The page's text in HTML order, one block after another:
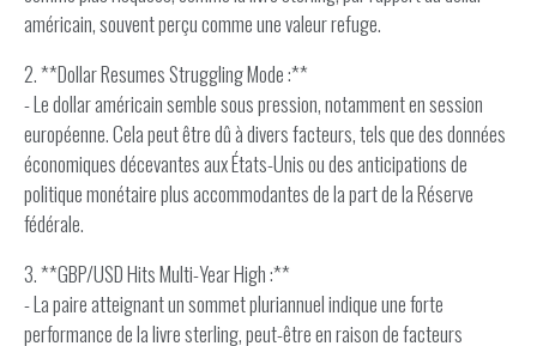
américain, souvent perçu comme une valeur refuge.
2. **Dollar Resumes Struggling Mode :**
- Le dollar américain semble sous pression, notamment en session
européenne. Cela peut être dû à divers facteurs, tels que des données
économiques décevantes aux États-Unis ou des anticipations de
politique monétaire plus accommodantes de la part de la Réserve
fédérale.
3. **GBP/USD Hits Multi-Year High :**
- La paire atteignant un sommet pluriannuel indique une forte
performance de la livre sterling, peut-être en raison de facteurs